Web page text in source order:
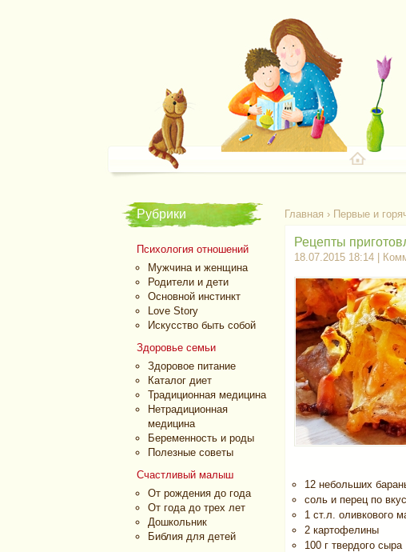
Рубрики
Психология отношений
Мужчина и женщина
Родители и дети
Основной инстинкт
Love Story
Искусство быть собой
Здоровье семьи
Здоровое питание
Каталог диет
Традиционная медицина
Нетрадиционная
медицина
Беременность и роды
Полезные советы
Счастливый малыш
От рождения до года
От года до трех лет
Дошкольник
Библия для детей
Главная › Первые и
Рецепты
18.07.2015 18:14 |
12 небольших
соль и перец по
1 ст.л. оливкового
2 картофелины
100 г твердого сыра